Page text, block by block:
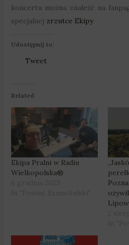
koncertu można znaleźć na
specjalnej zrzutce Ekipy
Udostępnij to:
Tweet
Related
Ekipa Pralni w Radiu
Wielkopolska®